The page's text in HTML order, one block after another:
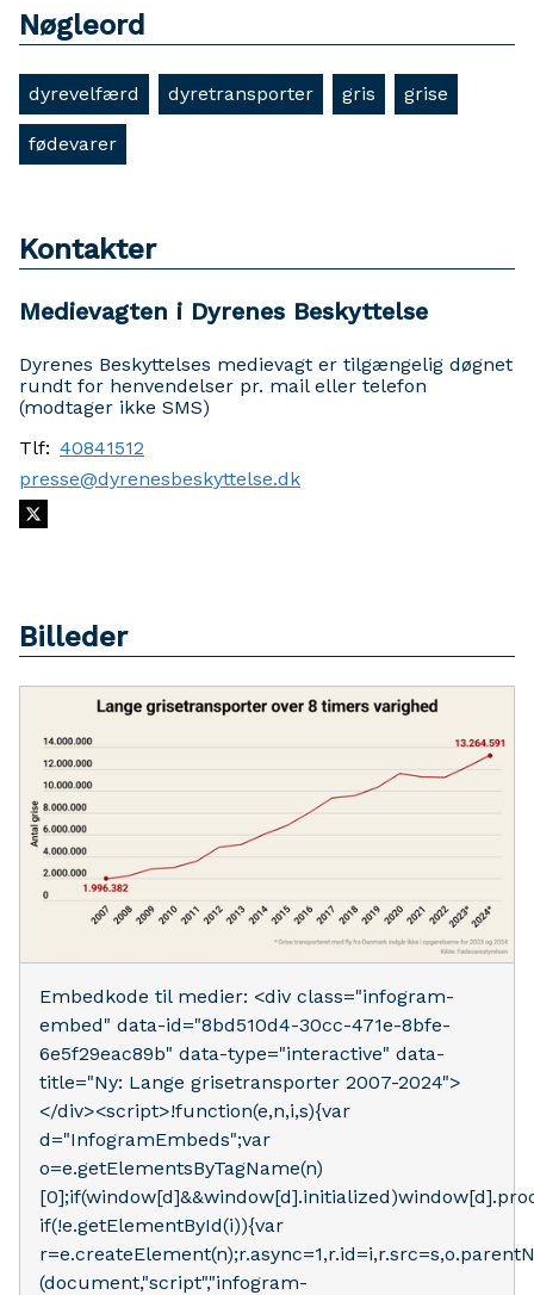
Nøgleord
dyrevelfærd dyretransporter gris grise
fødevarer
Kontakter
Medievagten i Dyrenes Beskyttelse
Dyrenes Beskyttelses medievagt er tilgængelig døgnet
rundt for henvendelser pr. mail eller telefon
(modtager ikke SMS)
Tlf: 40841512
presse@dyrenesbeskyttelse.dk
Billeder
Embedkode til medier: <div class="infogram-
embed" data-id="8bd510d4-30cc-471e-8bfe-
6e5f29eac89b" data-type="interactive" data-
title="Ny: Lange grisetransporter 2007-2024">
</div><script>!function(e,n,i,s){var
d="InfogramEmbeds";var
o=e.getElementsByTagName(n)
if(!e.getElementById(i)){var
(document,"script","infogram-